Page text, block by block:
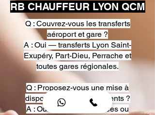
RB CHAUFFEUR LYON QCM
Q : Couvrez-vous les transferts
aéroport et gare ?
A : Oui — transferts Lyon Saint-
Exupéry, Part-Dieu, Perrache et
toutes gares régionales.
Q : Proposez-vous une mise à
disposition pour événements ?
A : Oui — heures, journées ou